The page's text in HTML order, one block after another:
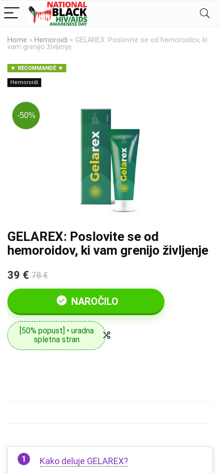
Home » Hemoroidi » GELAREX: Poslovite se od hemoroidov, ki
vam grenijo življenje
RECOMMANDÉ
Hemoroidi
-50%
GELAREX: Poslovite se od
hemoroidov, ki vam grenijo življenje
39 € 78 €
NAROČILO
[50% popust] • uradna
spletna stran
Kako deluje GELAREX?